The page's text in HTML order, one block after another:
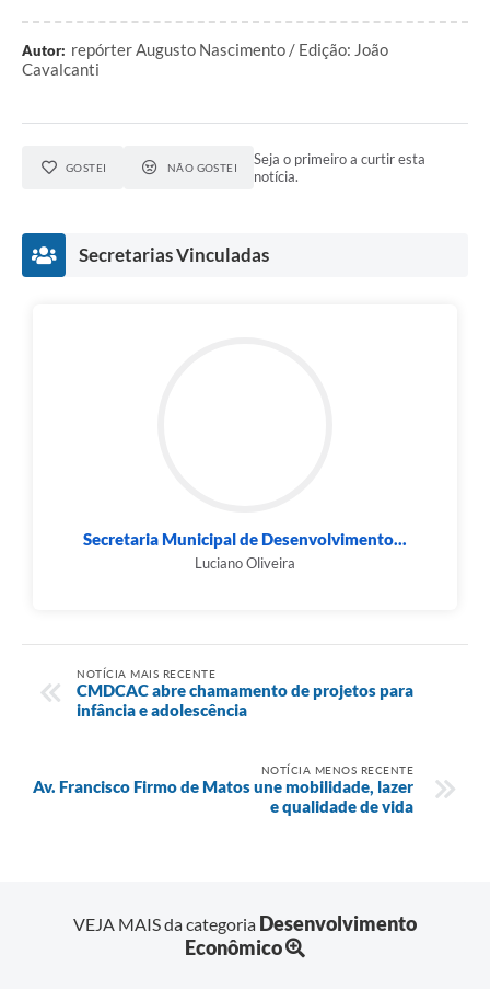
Autor: repórter Augusto Nascimento / Edição: João
Cavalcanti
GOSTEI NÃO GOSTEI
Seja o primeiro a curtir esta
notícia.
Secretarias Vinculadas
Secretaria Municipal de Desenvolvimento...
Luciano Oliveira
NOTÍCIA MAIS RECENTE
CMDCAC abre chamamento de projetos para
infância e adolescência
NOTÍCIA MENOS RECENTE
Av. Francisco Firmo de Matos une mobilidade, lazer
e qualidade de vida
VEJA MAIS da categoria Desenvolvimento
Econômico